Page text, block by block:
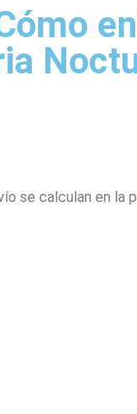
se calculan en la